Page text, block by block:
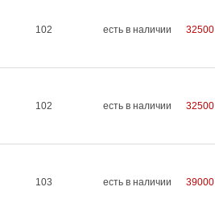
102 есть в наличии 32500
102 есть в наличии 32500
103 есть в наличии 39000